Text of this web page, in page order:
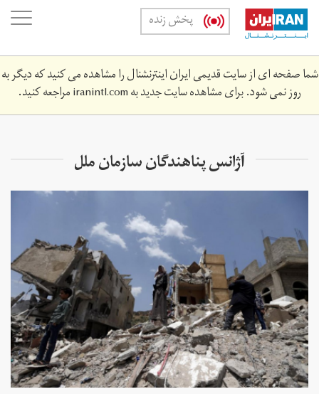
Skip
main
content
پخش زنده
شما صفحه ای از سایت قدیمی ایران اینترنشنال را مشاهده می کنید که دیگر به
روز نمی شود. برای مشاهده سایت جدید بهiranintl.comمراجعه کنید.
آژانس پناهندگان سازمان ملل